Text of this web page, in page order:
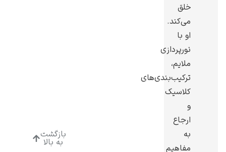
ادگار دگا
خلق
می‌کند.
او با
نورپردازی
ملایم،
ترکیب‌بندی‌های
کلاسیک
و
ارجاع
به
مفاهیم
بازگشت
به بالا